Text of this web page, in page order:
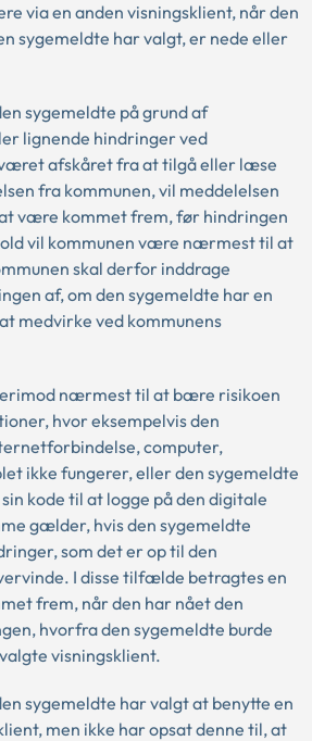
via en anden visningsklient, når den
sygemeldte har valgt, er nede eller
sygemeldte på grund af
lignende hindringer ved
afskåret fra at tilgå eller læse
fra kommunen, vil meddelelsen
være kommet frem, før hindringen
vil kommunen være nærmest til at
skal derfor inddrage
af, om den sygemeldte har en
medvirke ved kommunens
nærmest til at bære risikoen
hvor eksempelvis den
computer,
ikke fungerer, eller den sygemeldte
kode til at logge på den digitale
gælder, hvis den sygemeldte
som det er op til den
I disse tilfælde betragtes en
frem, når den har nået den
hvorfra den sygemeldte burde
visningsklient.
sygemeldte har valgt at benytte en
men ikke har opsat denne til, at